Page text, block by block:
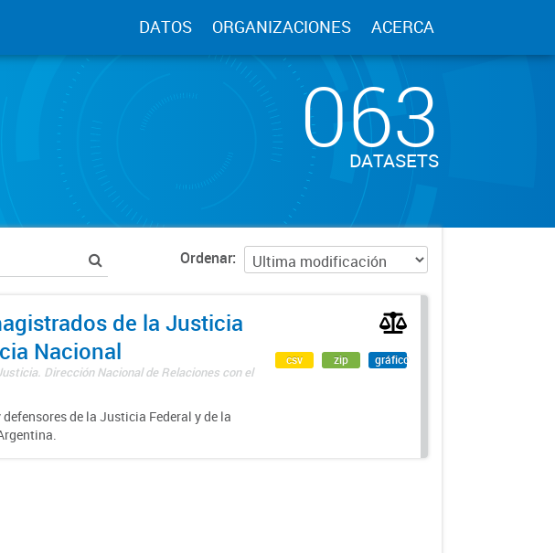
DATOS ORGANIZACIONES ACERCA
063
DATASETS
Ordenar
de la Justicia
Nacional
Dirección Nacional de Relaciones con el
de la Justicia Federal y de la
csv zip gráfico